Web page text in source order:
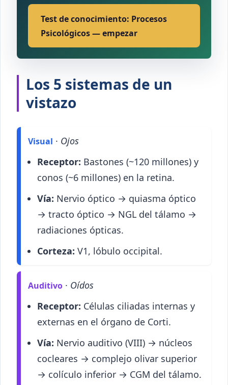
Test de conocimiento: Procesos
Psicológicos — empezar
Los 5 sistemas de un
vistazo
Visual · Ojos
Receptor: Bastones (~120 millones) y
conos (~6 millones) en la retina.
Vía: Nervio óptico → quiasma óptico
→ tracto óptico → NGL del tálamo →
radiaciones ópticas.
Corteza: V1, lóbulo occipital.
Auditivo · Oídos
Receptor: Células ciliadas internas y
externas en el órgano de Corti.
Vía: Nervio auditivo (VIII) → núcleos
cocleares → complejo olivar superior
→ colículo inferior → CGM del tálamo.